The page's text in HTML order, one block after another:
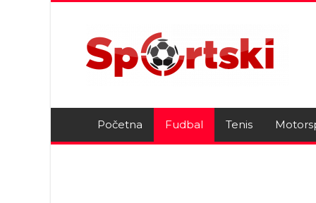
Početna Fudbal Tenis